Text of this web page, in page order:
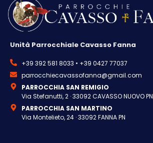
Unità Parrocchiale Cavasso Fanna
+39 392 581 8033 • +39 0427 77037
parrocchiecavassofanna@gmail.com
PARROCCHIA SAN REMIGIO
Via Stefanutti, 2 · 33092 CAVASSO NUOVO PN
PARROCCHIA SAN MARTINO
Via Montelieto, 24 · 33092 FANNA PN